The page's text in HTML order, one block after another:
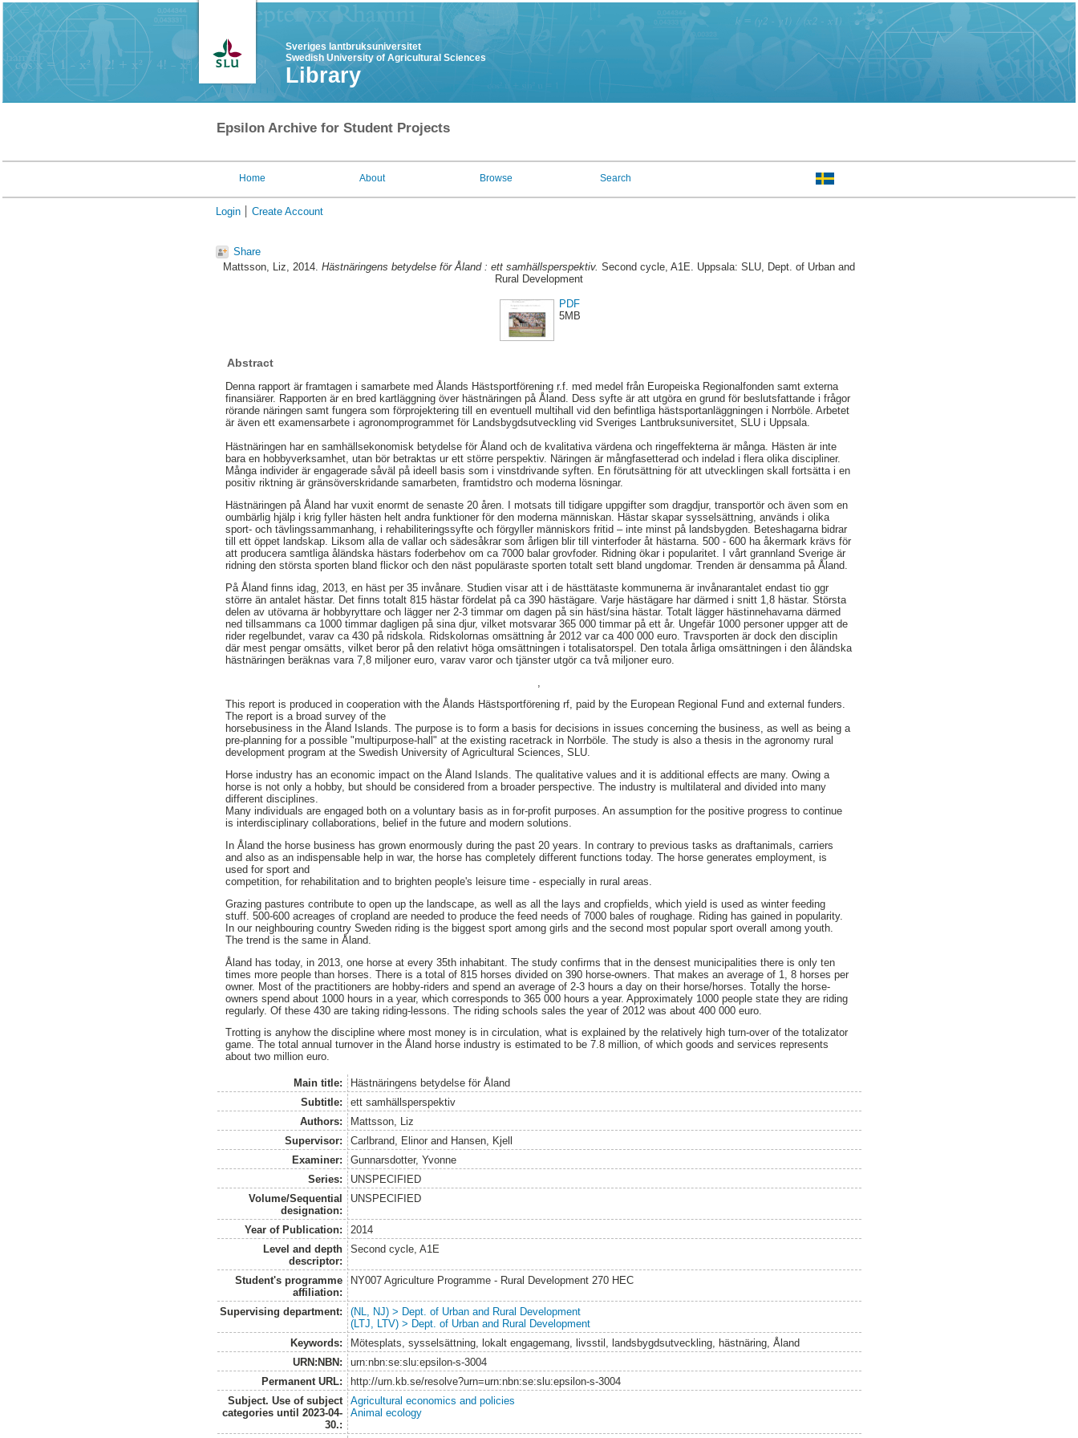
Sveriges lantbruksuniversitet
Swedish University of Agricultural Sciences
Library
Epsilon Archive for Student Projects
Home About Browse Search
Login Create Account
Share
Mattsson, Liz, 2014. Hästnäringens betydelse för Åland : ett samhällsperspektiv. Second cycle, A1E. Uppsala: SLU, Dept. of Urban and
Rural Development
PDF
5MB
Abstract
Denna rapport är framtagen i samarbete med Ålands Hästsportförening r.f. med medel från Europeiska Regionalfonden samt externa
finansiärer. Rapporten är en bred kartläggning över hästnäringen på Åland. Dess syfte är att utgöra en grund för beslutsfattande i frågor
rörande näringen samt fungera som förprojektering till en eventuell multihall vid den befintliga hästsportanläggningen i Norrböle. Arbetet
är även ett examensarbete i agronomprogrammet för Landsbygdsutveckling vid Sveriges Lantbruksuniversitet, SLU i Uppsala.
Hästnäringen har en samhällsekonomisk betydelse för Åland och de kvalitativa värdena och ringeffekterna är många. Hästen är inte
bara en hobbyverksamhet, utan bör betraktas ur ett större perspektiv. Näringen är mångfasetterad och indelad i flera olika discipliner.
Många individer är engagerade såväl på ideell basis som i vinstdrivande syften. En förutsättning för att utvecklingen skall fortsätta i en
positiv riktning är gränsöverskridande samarbeten, framtidstro och moderna lösningar.
Hästnäringen på Åland har vuxit enormt de senaste 20 åren. I motsats till tidigare uppgifter som dragdjur, transportör och även som en
oumbärlig hjälp i krig fyller hästen helt andra funktioner för den moderna människan. Hästar skapar sysselsättning, används i olika
sport- och tävlingssammanhang, i rehabiliteringssyfte och förgyller människors fritid – inte minst på landsbygden. Beteshagarna bidrar
till ett öppet landskap. Liksom alla de vallar och sädesåkrar som årligen blir till vinterfoder åt hästarna. 500 - 600 ha åkermark krävs för
att producera samtliga åländska hästars foderbehov om ca 7000 balar grovfoder. Ridning ökar i popularitet. I vårt grannland Sverige är
ridning den största sporten bland flickor och den näst populäraste sporten totalt sett bland ungdomar. Trenden är densamma på Åland.
På Åland finns idag, 2013, en häst per 35 invånare. Studien visar att i de hästtätaste kommunerna är invånarantalet endast tio ggr
större än antalet hästar. Det finns totalt 815 hästar fördelat på ca 390 hästägare. Varje hästägare har därmed i snitt 1,8 hästar. Största
delen av utövarna är hobbyryttare och lägger ner 2-3 timmar om dagen på sin häst/sina hästar. Totalt lägger hästinnehavarna därmed
ned tillsammans ca 1000 timmar dagligen på sina djur, vilket motsvarar 365 000 timmar på ett år. Ungefär 1000 personer uppger att de
rider regelbundet, varav ca 430 på ridskola. Ridskolornas omsättning år 2012 var ca 400 000 euro. Travsporten är dock den disciplin
där mest pengar omsätts, vilket beror på den relativt höga omsättningen i totalisatorspel. Den totala årliga omsättningen i den åländska
hästnäringen beräknas vara 7,8 miljoner euro, varav varor och tjänster utgör ca två miljoner euro.
This report is produced in cooperation with the Ålands Hästsportförening rf, paid by the European Regional Fund and external funders.
The report is a broad survey of the
horsebusiness in the Åland Islands. The purpose is to form a basis for decisions in issues concerning the business, as well as being a
pre-planning for a possible "multipurpose-hall" at the existing racetrack in Norrböle. The study is also a thesis in the agronomy rural
development program at the Swedish University of Agricultural Sciences, SLU.
Horse industry has an economic impact on the Åland Islands. The qualitative values and it is additional effects are many. Owing a
horse is not only a hobby, but should be considered from a broader perspective. The industry is multilateral and divided into many
different disciplines.
Many individuals are engaged both on a voluntary basis as in for-profit purposes. An assumption for the positive progress to continue
is interdisciplinary collaborations, belief in the future and modern solutions.
In Åland the horse business has grown enormously during the past 20 years. In contrary to previous tasks as draftanimals, carriers
and also as an indispensable help in war, the horse has completely different functions today. The horse generates employment, is
used for sport and
competition, for rehabilitation and to brighten people's leisure time - especially in rural areas.
Grazing pastures contribute to open up the landscape, as well as all the lays and cropfields, which yield is used as winter feeding
stuff. 500-600 acreages of cropland are needed to produce the feed needs of 7000 bales of roughage. Riding has gained in popularity.
In our neighbouring country Sweden riding is the biggest sport among girls and the second most popular sport overall among youth.
The trend is the same in Åland.
Åland has today, in 2013, one horse at every 35th inhabitant. The study confirms that in the densest municipalities there is only ten
times more people than horses. There is a total of 815 horses divided on 390 horse-owners. That makes an average of 1, 8 horses per
owner. Most of the practitioners are hobby-riders and spend an average of 2-3 hours a day on their horse/horses. Totally the horse-
owners spend about 1000 hours in a year, which corresponds to 365 000 hours a year. Approximately 1000 people state they are riding
regularly. Of these 430 are taking riding-lessons. The riding schools sales the year of 2012 was about 400 000 euro.
Trotting is anyhow the discipline where most money is in circulation, what is explained by the relatively high turn-over of the totalizator
game. The total annual turnover in the Åland horse industry is estimated to be 7.8 million, of which goods and services represents
about two million euro.
Main title:
Hästnäringens betydelse för Åland
Subtitle:
ett samhällsperspektiv
Authors:
Mattsson, Liz
Supervisor:
Carlbrand, Elinorand Hansen, Kjell
Examiner:
Gunnarsdotter, Yvonne
Series:
UNSPECIFIED
Volume/Sequential
designation:
UNSPECIFIED
Year of Publication:
2014
Level and depth
descriptor:
Second cycle, A1E
Student's programme
affiliation:
NY007 Agriculture Programme - Rural Development 270 HEC
Supervising department:
(NL, NJ) > Dept. of Urban and Rural Development
(LTJ, LTV) > Dept. of Urban and Rural Development
Keywords:
Mötesplats, sysselsättning, lokalt engagemang, livsstil, landsbygdsutveckling, hästnäring, Åland
URN:NBN:
urn:nbn:se:slu:epsilon-s-3004
Permanent URL:
http://urn.kb.se/resolve?urn=urn:nbn:se:slu:epsilon-s-3004
Subject. Use of subject
categories until 2023-04-
30.:
Agricultural economics and policies
Animal ecology